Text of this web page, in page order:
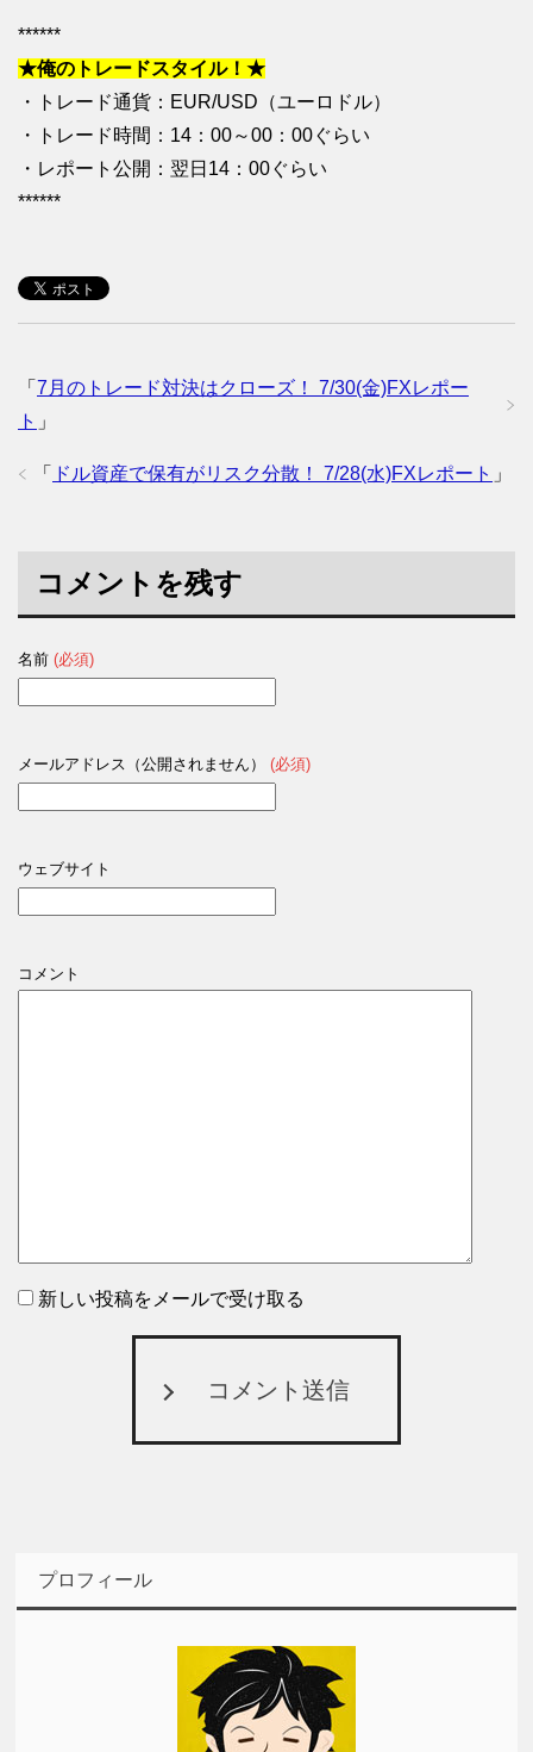
******
★俺のトレードスタイル！★
・トレード通貨：EUR/USD（ユーロドル）
・トレード時間：14：00～00：00ぐらい
・レポート公開：翌日14：00ぐらい
******
「 7月のトレード対決はクローズ！ 7/30(金)FXレポー
ト 」
「 ドル資産で保有がリスク分散！ 7/28(水)FXレポート 」
コメントを残す
名前 (必須)
メールアドレス（公開されません） (必須)
ウェブサイト
コメント
新しい投稿をメールで受け取る
コメント送信
プロフィール